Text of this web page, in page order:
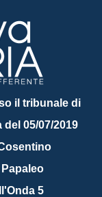
il tribunale di
05/07/2019
5